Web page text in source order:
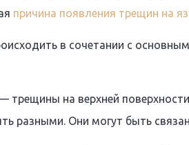
причина появления трещин на
в сочетании с
на верхней
разными. Они могут быть